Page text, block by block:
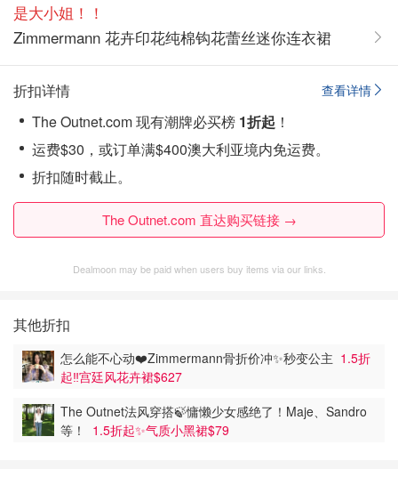
是大小姐！！
Zimmermann 花卉印花纯棉钩花蕾丝迷你连衣裙
查看详情
折扣详情
The Outnet.com 现有潮牌必买榜 1折起 ！
运费$30，或订单满$400澳大利亚境内免运费。
折扣随时截止。
The Outnet.com 直达购买链接 →
Dealmoon may be paid when users buy items via our links.
其他折扣
怎么能不心动❤️Zimmermann骨折价冲✨秒变公主 1.5折
起‼️宫廷风花卉裙$627
The Outnet法风穿搭🍃慵懒少女感绝了！Maje、Sandro
等！ 1.5折起✨气质小黑裙$79